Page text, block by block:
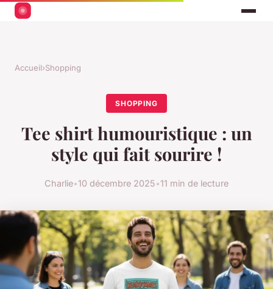
Accueil›Shopping
SHOPPING
Tee shirt humouristique : un
style qui fait sourire !
Charlie•10 décembre 2025•11 min de lecture